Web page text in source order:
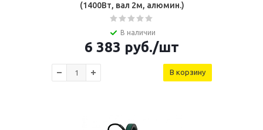
(1400Вт, вал 2м, алюмин.)
В наличии
6 383 руб./шт
В корзину